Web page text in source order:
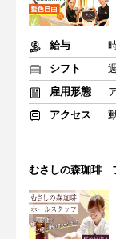
給与
シフト
雇用形態
アクセス
むさしの森珈琲